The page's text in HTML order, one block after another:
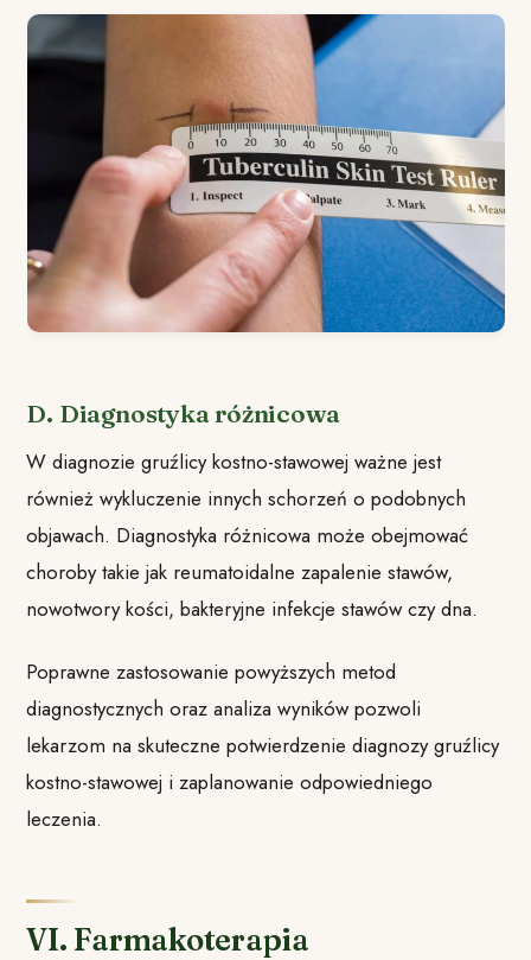
D. Diagnostyka różnicowa
W diagnozie gruźlicy kostno-stawowej ważne jest
również wykluczenie innych schorzeń o podobnych
objawach. Diagnostyka różnicowa może obejmować
choroby takie jak reumatoidalne zapalenie stawów,
nowotwory kości, bakteryjne infekcje stawów czy dna.
Poprawne zastosowanie powyższych metod
diagnostycznych oraz analiza wyników pozwoli
lekarzom na skuteczne potwierdzenie diagnozy gruźlicy
kostno-stawowej i zaplanowanie odpowiedniego
leczenia.
VI. Farmakoterapia